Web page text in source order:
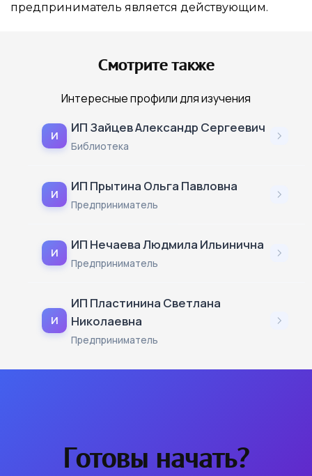
предприниматель является действующим.
Смотрите также
Интересные профили для изучения
И
ИП Зайцев Александр Сергеевич
Библиотека
И
ИП Прытина Ольга Павловна
Предприниматель
И
ИП Нечаева Людмила Ильинична
Предприниматель
И
ИП Пластинина Светлана
Николаевна
Предприниматель
Готовы начать?